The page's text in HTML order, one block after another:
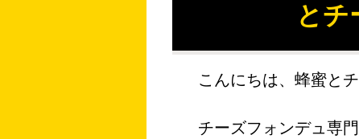
とチ
こんにちは、蜂蜜と
チーズフォンデュ専